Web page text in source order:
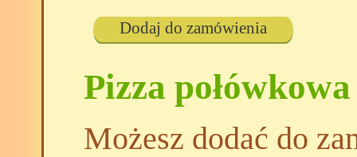
Dodaj do zamówienia
Pizza połówkowa
Możesz dodać do